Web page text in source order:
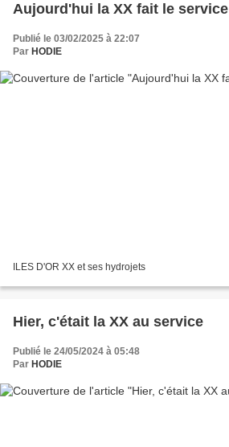
Aujourd'hui la XX fait le service
Publié le 03/02/2025 à 22:07
Par HODIE
ILES D'OR XX et ses hydrojets
Hier, c'était la XX au service
Publié le 24/05/2024 à 05:48
Par HODIE